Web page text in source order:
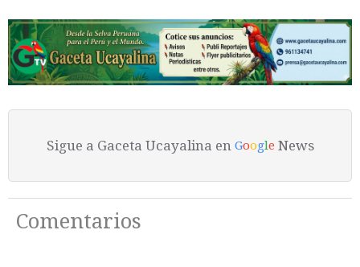
Sigue a Gaceta Ucayalina en Google News
Comentarios